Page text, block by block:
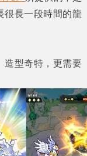
很長一段時間的龍
造型奇特，更需要